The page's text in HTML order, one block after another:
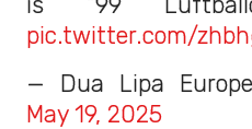
pic.twitter.com/
— Dua Lipa Europe
May 19, 2025